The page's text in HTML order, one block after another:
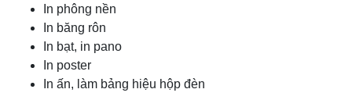
In phông nền
In băng rôn
In bạt, in pano
In poster
In ấn, làm bảng hiệu hộp đèn